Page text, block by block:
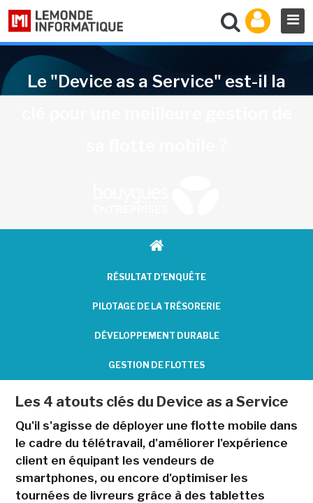
Le "Device as a Service" est-il la
RÉSULTAT D'ENQUÊTE
PILOTAGE DE LA TRÉSORERIE
DÉVELOPPEMENT DURABLE
GESTION DE FLOTTES
Les 4 atouts clés du Device as a Service
Qu'il s'agisse de déployer une flotte mobile dans
le cadre du télétravail, d'améliorer l'expérience
client en équipant les vendeurs de
smartphones, ou encore d'optimiser les
tournées de livreurs grâce à des tablettes